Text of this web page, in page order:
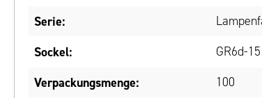
Serie:
Sockel: GR6d-15
Verpackungsmenge: 100